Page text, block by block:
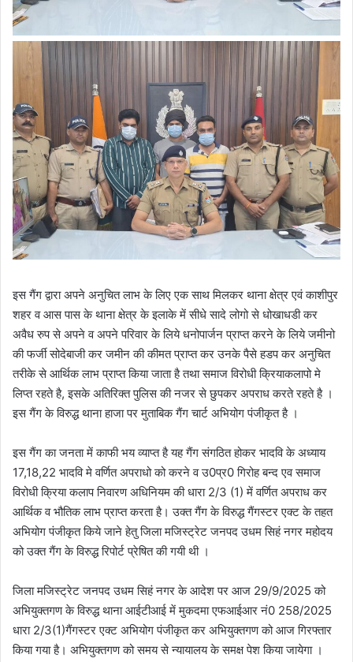
इस गैंग द्वारा अपने अनुचित लाभ के लिए एक साथ मिलकर थाना क्षेत्र एवं काशीपुर
शहर व आस पास के थाना क्षेत्र के इलाके में सीधे सादे लोगो से धोखाधडी कर
अवैध रुप से अपने व अपने परिवार के लिये धनोपार्जन प्राप्त करने के लिये जमीनो
की फर्जी सोदेबाजी कर जमीन की कीमत प्राप्त कर उनके पैसे हडप कर अनुचित
तरीके से आर्थिक लाभ प्राप्त किया जाता है तथा समाज विरोधी क्रियाकलापो मे
लिप्त रहते है, इसके अतिरिक्त पुलिस की नजर से छुपकर अपराध करते रहते है ।
इस गैंग के विरुद्ध थाना हाजा पर मुताबिक गैंग चार्ट अभियोग पंजीकृत है ।
इस गैंग का जनता में काफी भय व्याप्त है यह गैंग संगठित होकर भादवि के अध्याय
17,18,22 भादवि मे वर्णित अपराधो को करने व उ0प्र0 गिरोह बन्द एव समाज
विरोधी क्रिया कलाप निवारण अधिनियम की धारा 2/3 (1) में वर्णित अपराध कर
आर्थिक व भौतिक लाभ प्राप्त करता है। उक्त गैंग के विरुद्ध गैंगस्टर एक्ट के तहत
अभियोग पंजीकृत किये जाने हेतु जिला मजिस्ट्रेट जनपद उधम सिहं नगर महोदय
को उक्त गैंग के विरुद्ध रिपोर्ट प्रेषित की गयी थी ।
जिला मजिस्ट्रेट जनपद उधम सिहं नगर के आदेश पर आज 29/9/2025 को
अभियुक्तगण के विरुद्ध थाना आईटीआई में मुकदमा एफआईआर नं0 258/2025
धारा 2/3(1)गैंगस्टर एक्ट अभियोग पंजीकृत कर अभियुक्तगण को आज गिरफ्तार
किया गया है। अभियुक्तगण को समय से न्यायालय के समक्ष पेश किया जायेगा ।